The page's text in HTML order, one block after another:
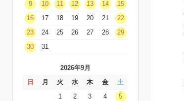
9
10 11 12 13 14
15
16
17 18 19 20 21
22
23
24 25 26 27 28
29
30
31
2026年9月
日
月 火 水 木 金
土
1
2 3 4
5